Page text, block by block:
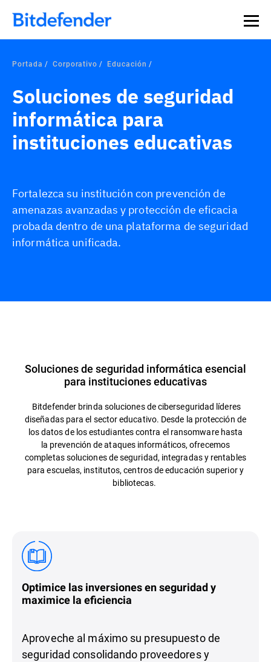
Portada Corporativo Educación
Soluciones de seguridad
informática para
instituciones educativas
Fortalezca su institución con prevención de
amenazas avanzadas y protección de eficacia
probada dentro de una plataforma de seguridad
informática unificada.
Soluciones de seguridad informática esencial
para instituciones educativas
Bitdefender brinda soluciones de ciberseguridad líderes
diseñadas para el sector educativo. Desde la protección de
los datos de los estudiantes contra el ransomware hasta
la prevención de ataques informáticos, ofrecemos
completas soluciones de seguridad, integradas y rentables
para escuelas, institutos, centros de educación superior y
bibliotecas.
Optimice las inversiones en seguridad y
maximice la eficiencia
Aproveche al máximo su presupuesto de
seguridad consolidando proveedores y